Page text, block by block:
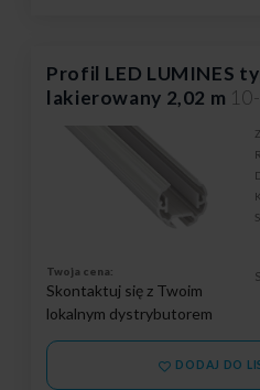
Profil LED LUMINES
lakierowany 2,02 m
Twoja cena:
Skontaktuj się z Twoim
lokalnym dystrybutorem
DODAJ DO